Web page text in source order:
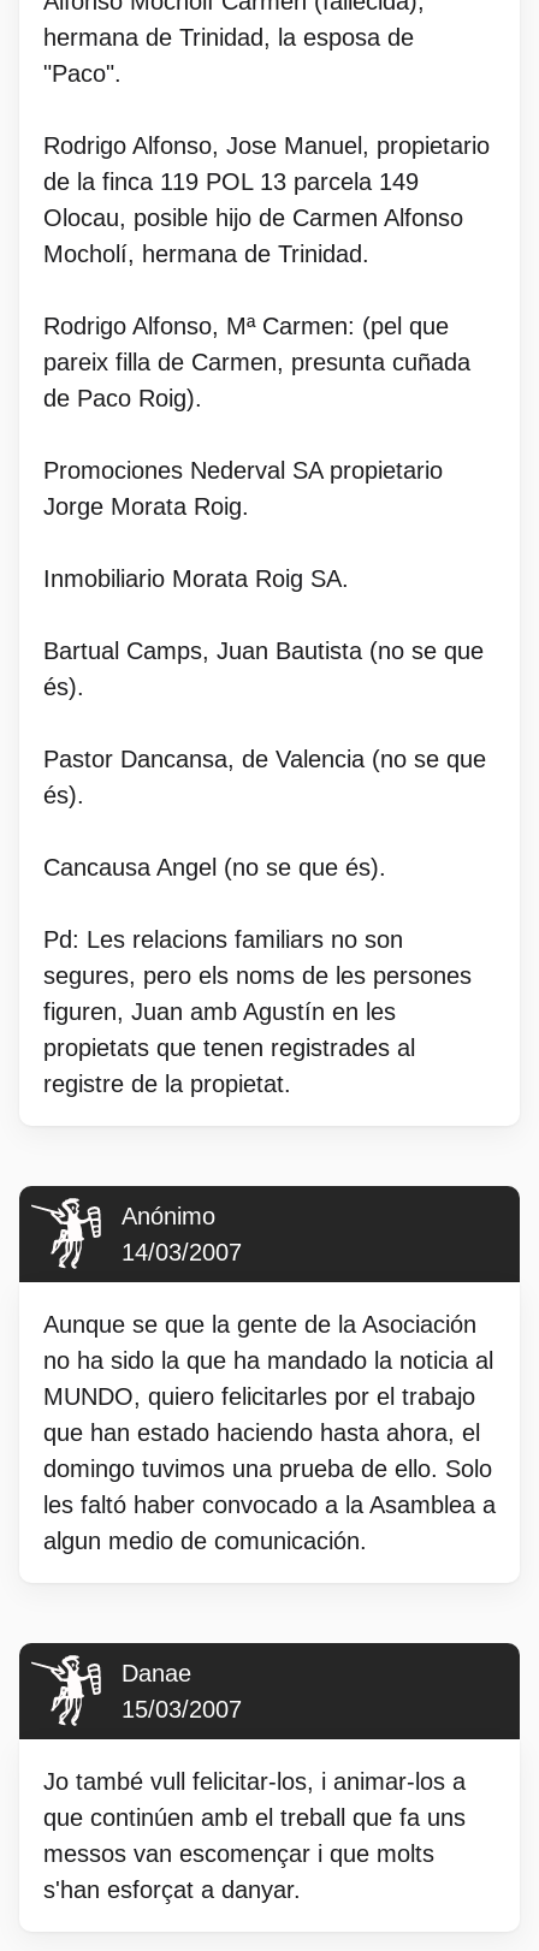
hermana de Trinidad, la esposa de
"Paco".
Rodrigo Alfonso, Jose Manuel, propietario
de la finca 119 POL 13 parcela 149
Olocau, posible hijo de Carmen Alfonso
Mocholí, hermana de Trinidad.
Rodrigo Alfonso, Mª Carmen: (pel que
pareix filla de Carmen, presunta cuñada
de Paco Roig).
Promociones Nederval SA propietario
Jorge Morata Roig.
Inmobiliario Morata Roig SA.
Bartual Camps, Juan Bautista (no se que
és).
Pastor Dancansa, de Valencia (no se que
és).
Cancausa Angel (no se que és).
Pd: Les relacions familiars no son
segures, pero els noms de les persones
figuren, Juan amb Agustín en les
propietats que tenen registrades al
registre de la propietat.
Anónimo
14/03/2007
Aunque se que la gente de la Asociación
no ha sido la que ha mandado la noticia al
MUNDO, quiero felicitarles por el trabajo
que han estado haciendo hasta ahora, el
domingo tuvimos una prueba de ello. Solo
les faltó haber convocado a la Asamblea a
algun medio de comunicación.
Danae
15/03/2007
Jo també vull felicitar-los, i animar-los a
que continúen amb el treball que fa uns
messos van escomençar i que molts
s'han esforçat a danyar.